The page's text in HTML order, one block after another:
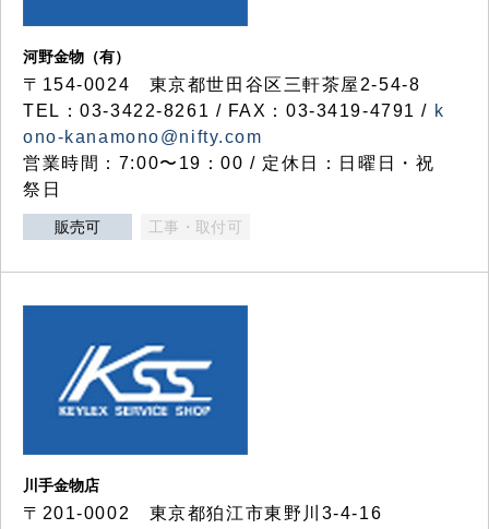
河野金物（有）
〒154-0024 東京都世田谷区三軒茶屋2-54-8
TEL：03-3422-8261 / FAX：03-3419-4791 / k
ono-kanamono@nifty.com
営業時間：7:00〜19：00 / 定休日：日曜日・祝
祭日
販売可 工事・取付可
川手金物店
〒201-0002 東京都狛江市東野川3-4-16